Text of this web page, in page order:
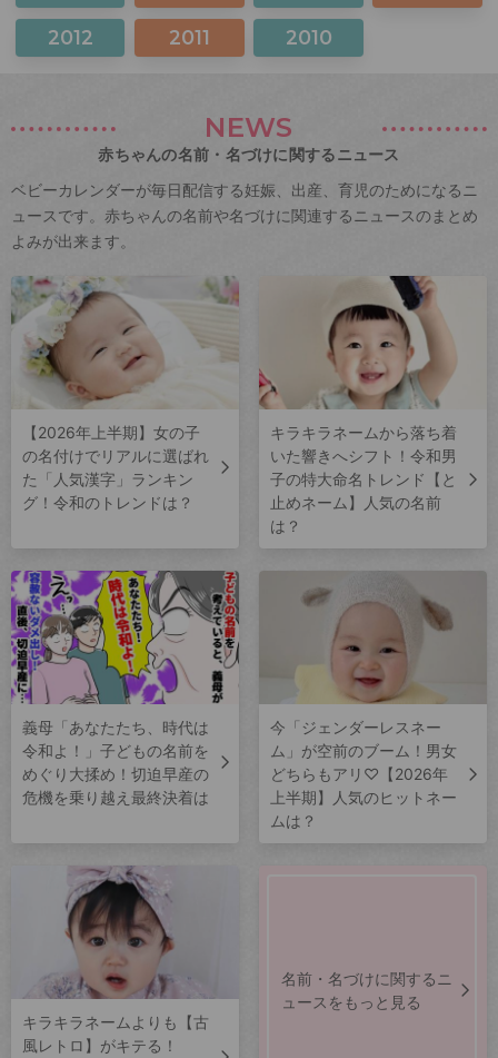
2012 2011 2010
NEWS
赤ちゃんの名前・名づけに関するニュース
ベビーカレンダーが毎日配信する妊娠、出産、育児のためになるニ
ュースです。赤ちゃんの名前や名づけに関連するニュースのまとめ
よみが出来ます。
【2026年上半期】女の子
の名付けでリアルに選ばれ
た「人気漢字」ランキン
グ！令和のトレンドは？
キラキラネームから落ち着
いた響きへシフト！令和男
子の特大命名トレンド【と
止めネーム】人気の名前
は？
義母「あなたたち、時代は
令和よ！」子どもの名前を
めぐり大揉め！切迫早産の
危機を乗り越え最終決着は
今「ジェンダーレスネー
ム」が空前のブーム！男女
どちらもアリ♡【2026年
上半期】人気のヒットネー
ムは？
キラキラネームよりも【古
風レトロ】がキテる！
名前・名づけに関するニ
ュースをもっと見る